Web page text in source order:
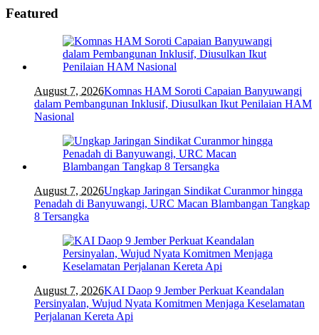
Featured
August 7, 2026Komnas HAM Soroti Capaian Banyuwangi
dalam Pembangunan Inklusif, Diusulkan Ikut Penilaian HAM
Nasional
August 7, 2026Ungkap Jaringan Sindikat Curanmor hingga
Penadah di Banyuwangi, URC Macan Blambangan Tangkap
8 Tersangka
August 7, 2026KAI Daop 9 Jember Perkuat Keandalan
Persinyalan, Wujud Nyata Komitmen Menjaga Keselamatan
Perjalanan Kereta Api